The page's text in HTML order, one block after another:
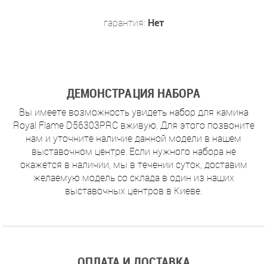
гарантия: Нет
ДЕМОНСТРАЦИЯ НАБОРА
Вы имеете возможность увидеть набор для камина
Royal Flame D56303PRC вживую. Для этого позвоните
нам и уточните наличие данной модели в нашем
выставочном центре. Если нужного набора не
окажется в наличии, мы в течении суток, доставим
желаемую модель со склада в один из наших
выставочных центров в Киеве.